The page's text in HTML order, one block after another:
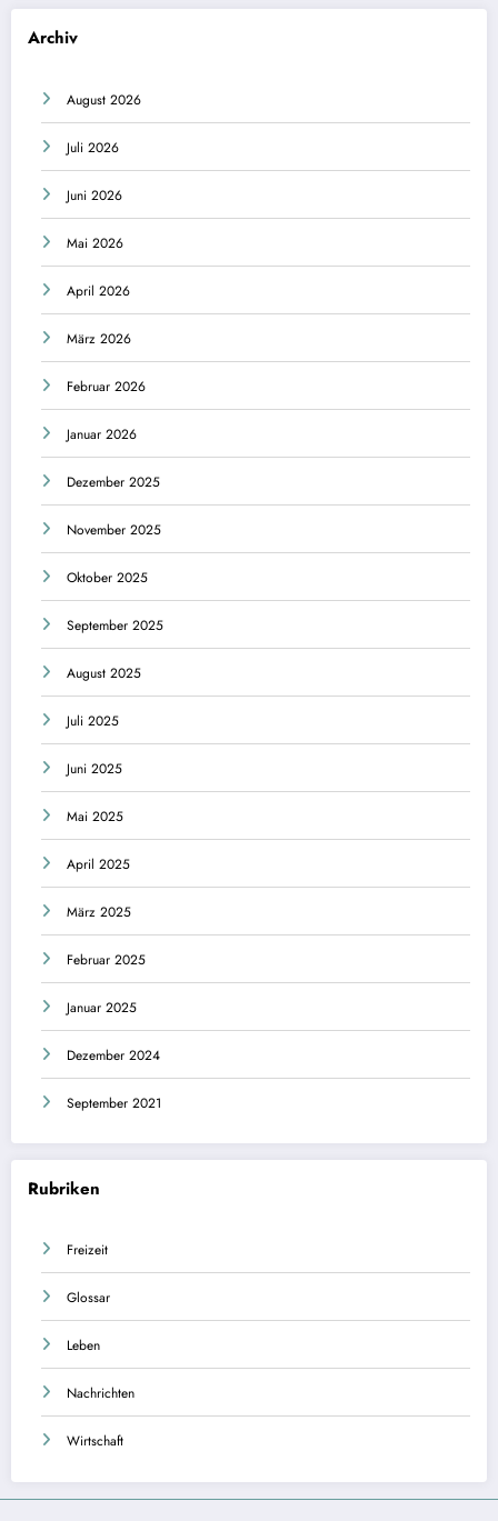
Archiv
August 2026
Juli 2026
Juni 2026
Mai 2026
April 2026
März 2026
Februar 2026
Januar 2026
Dezember 2025
November 2025
Oktober 2025
September 2025
August 2025
Juli 2025
Juni 2025
Mai 2025
April 2025
März 2025
Februar 2025
Januar 2025
Dezember 2024
September 2021
Rubriken
Freizeit
Glossar
Leben
Nachrichten
Wirtschaft